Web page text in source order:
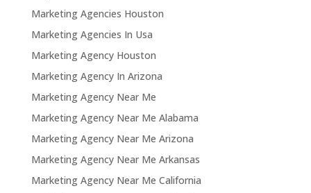
Marketing Agencies Houston
Marketing Agencies In Usa
Marketing Agency Houston
Marketing Agency In Arizona
Marketing Agency Near Me
Marketing Agency Near Me Alabama
Marketing Agency Near Me Arizona
Marketing Agency Near Me Arkansas
Marketing Agency Near Me California